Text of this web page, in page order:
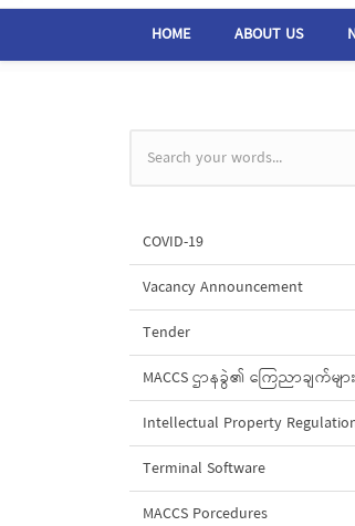
HOME ABOUT US
Search form
COVID-19
Vacancy Announcement
Tender
MACCS ဌာနခွဲ၏ ကြေညာချက်များ
Intellectual Property
Terminal Software
MACCS Porcedures